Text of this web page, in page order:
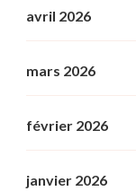
avril 2026
mars 2026
février 2026
janvier 2026